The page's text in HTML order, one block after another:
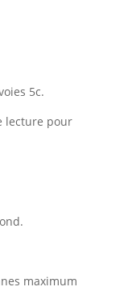
5c.
lecture pour
maximum